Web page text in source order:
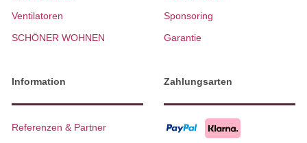
Ventilatoren
SCHÖNER WOHNEN
Sponsoring
Garantie
Information
Referenzen & Partner
Zahlungsarten